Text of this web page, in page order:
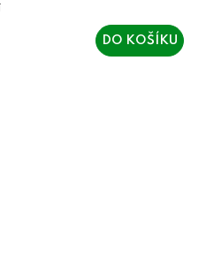
DO KOŠÍKU